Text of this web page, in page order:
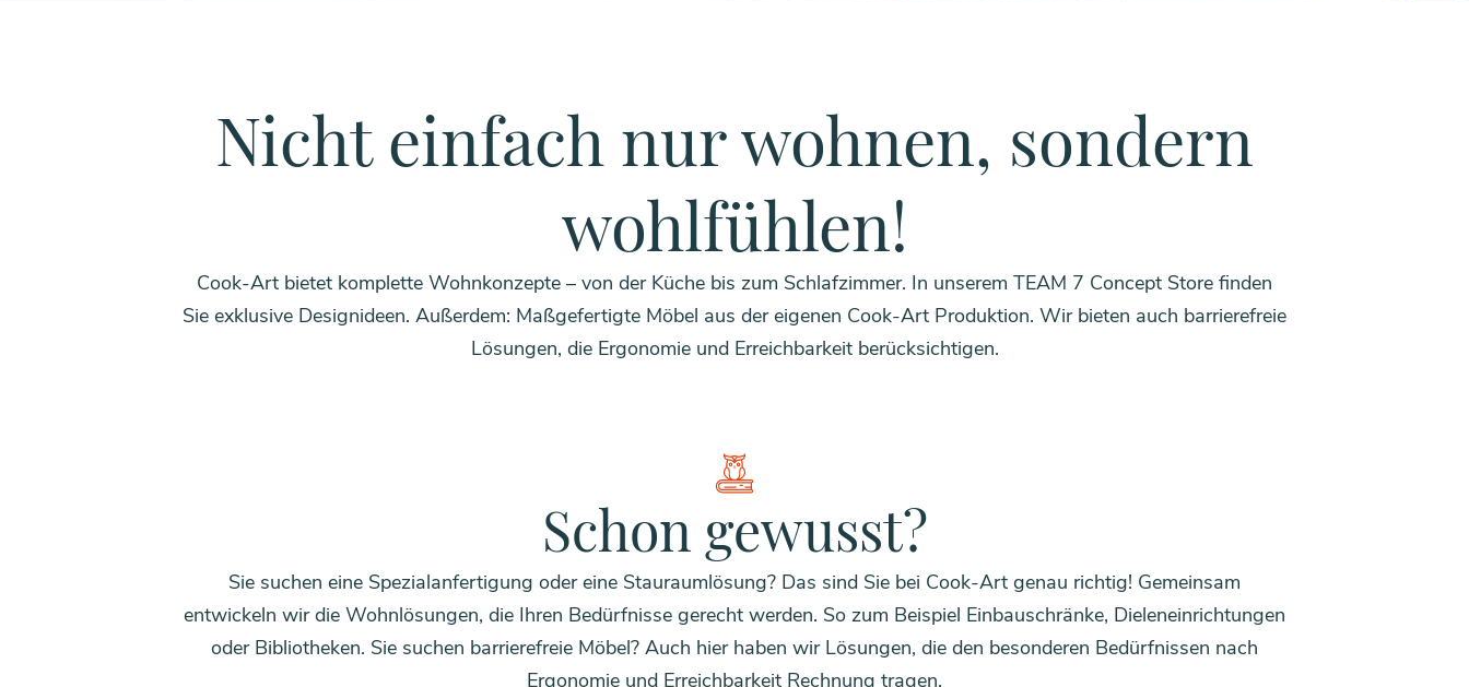
Nicht einfach nur wohnen, sondern
wohlfühlen!
Cook-Art bietet komplette Wohnkonzepte – von der Küche bis zum Schlafzimmer. In unserem TEAM 7 Concept Store finden
Sie exklusive Designideen. Außerdem: Maßgefertigte Möbel aus der eigenen Cook-Art Produktion. Wir bieten auch barrierefreie
Lösungen, die Ergonomie und Erreichbarkeit berücksichtigen.
Schon gewusst?
Sie suchen eine Spezialanfertigung oder eine Stauraumlösung? Das sind Sie bei Cook-Art genau richtig! Gemeinsam
entwickeln wir die Wohnlösungen, die Ihren Bedürfnisse gerecht werden. So zum Beispiel Einbauschränke, Dieleneinrichtungen
oder Bibliotheken. Sie suchen barrierefreie Möbel? Auch hier haben wir Lösungen, die den besonderen Bedürfnissen nach
Ergonomie und Erreichbarkeit Rechnung tragen.